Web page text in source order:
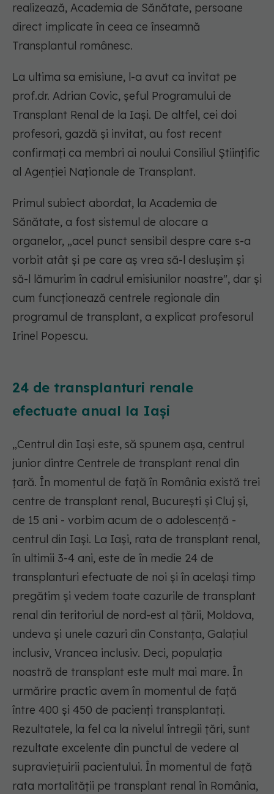
realizează, Academia de Sănătate, persoane
direct implicate în ceea ce înseamnă
Transplantul românesc.
La ultima sa emisiune, l-a avut ca invitat pe
prof.dr. Adrian Covic, șeful Programului de
Transplant Renal de la Iași. De altfel, cei doi
profesori, gazdă și invitat, au fost recent
confirmați ca membri ai noului Consiliul Științific
al Agenției Naționale de Transplant.
Primul subiect abordat, la Academia de
Sănătate, a fost sistemul de alocare a
organelor, „acel punct sensibil despre care s-a
vorbit atât și pe care aș vrea să-l deslușim și
să-l lămurim în cadrul emisiunilor noastre", dar și
cum funcționează centrele regionale din
programul de transplant, a explicat profesorul
Irinel Popescu.
24 de transplanturi renale
efectuate anual la Iași
„Centrul din Iași este, să spunem așa, centrul
junior dintre Centrele de transplant renal din
țară. În momentul de față în România există trei
centre de transplant renal, București și Cluj și,
de 15 ani - vorbim acum de o adolescență -
centrul din Iași. La Iași, rata de transplant renal,
în ultimii 3-4 ani, este de în medie 24 de
transplanturi efectuate de noi și în același timp
pregătim și vedem toate cazurile de transplant
renal din teritoriul de nord-est al țării, Moldova,
undeva și unele cazuri din Constanța, Galațiul
inclusiv, Vrancea inclusiv. Deci, populația
noastră de transplant este mult mai mare. În
urmărire practic avem în momentul de față
între 400 și 450 de pacienți transplantați.
Rezultatele, la fel ca la nivelul întregii țări, sunt
rezultate excelente din punctul de vedere al
supraviețuirii pacientului. În momentul de față
rata mortalității pe transplant renal în România,